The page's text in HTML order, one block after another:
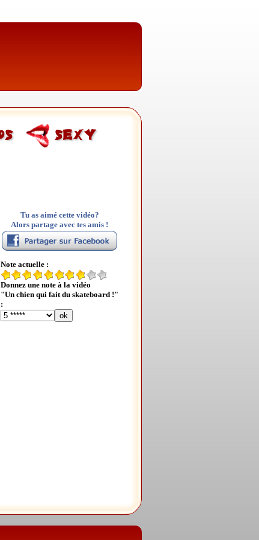
Tu as aimé cette vidéo?
Alors partage avec tes amis !
Note actuelle :
Donnez une note à la vidéo
"Un chien qui fait du skateboard !"
: